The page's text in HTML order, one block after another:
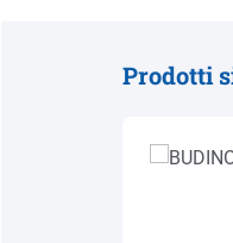
Prodotti